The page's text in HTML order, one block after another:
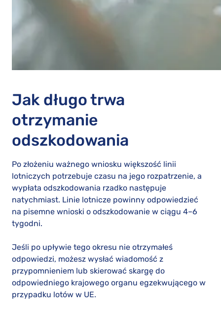
Jak długo trwa
otrzymanie
odszkodowania
Po złożeniu ważnego wniosku większość linii
lotniczych potrzebuje czasu na jego rozpatrzenie, a
wypłata odszkodowania rzadko następuje
natychmiast. Linie lotnicze powinny odpowiedzieć
na pisemne wnioski o odszkodowanie w ciągu 4–6
tygodni.
Jeśli po upływie tego okresu nie otrzymałeś
odpowiedzi, możesz wysłać wiadomość z
przypomnieniem lub skierować skargę do
odpowiedniego krajowego organu egzekwującego w
przypadku lotów w UE.